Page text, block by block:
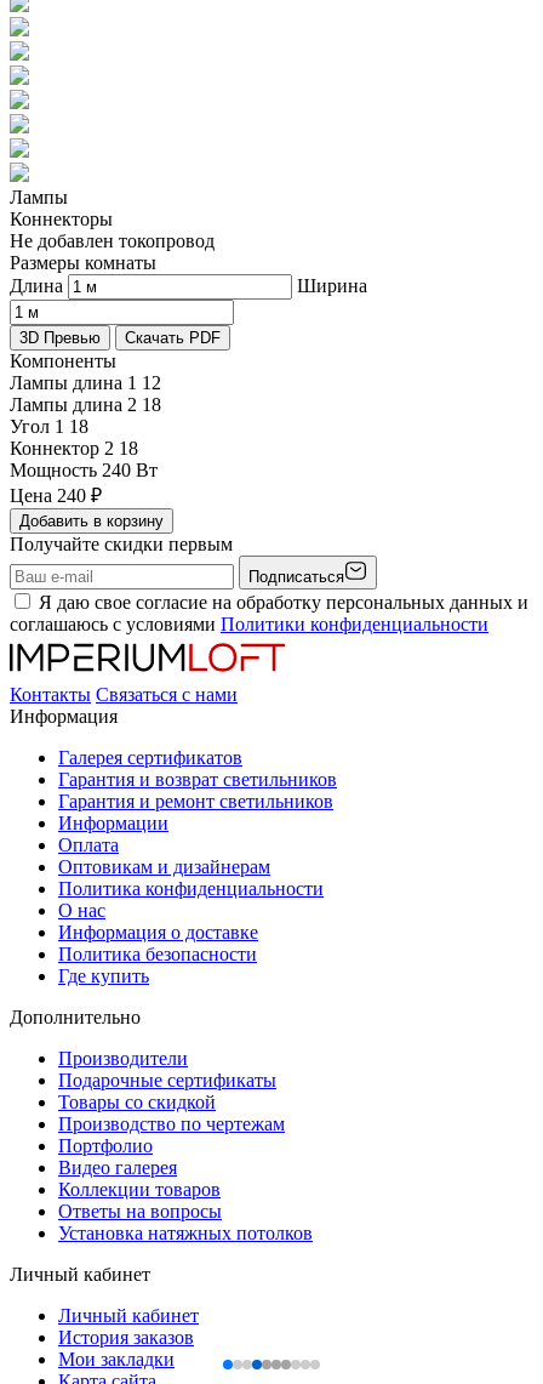
Лампы
Коннекторы
Не добавлен токопровод
Размеры комнаты
Длина
Ширина
3D Превью Скачать PDF
Компоненты
Лампы длина 1 12
Лампы длина 2 18
Угол 1 18
Коннектор 2 18
Мощность 240 Вт
Цена 240 ₽
Добавить в корзину
Получайте скидки первым
Подписаться
Я даю свое согласие на обработку персональных данных и
соглашаюсь с условиями Политики конфиденциальности
Контакты Связаться с нами
Информация
Галерея сертификатов
Гарантия и возврат светильников
Гарантия и ремонт светильников
Информации
Оплата
Оптовикам и дизайнерам
Политика конфиденциальности
О нас
Информация о доставке
Политика безопасности
Где купить
Дополнительно
Производители
Подарочные сертификаты
Товары со скидкой
Производство по чертежам
Портфолио
Видео галерея
Коллекции товаров
Ответы на вопросы
Установка натяжных потолков
Личный кабинет
Личный кабинет
История заказов
Мои закладки